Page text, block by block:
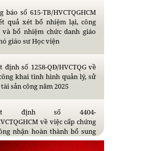
trong đó có xây dựng nền
AI tiên tiến”
Lớp tập huấn giáo trình
lý luận chính trị và mô hình
kiến tạo tri thức, giá trị mới
báo tổ chức bảo vệ luận án
cho Nghiên cứu sinh Nguyễn
Giao
Thông tư số 53/2026/TT-
ngày 30/6/2026 của Bộ Giáo
báo số 615-TB/HVCTQGHCM
quả xét bổ nhiệm lại, công
và bổ nhiệm chức danh giáo
giáo sư Học viện
định số 1258-QĐ/HVCTQG về
khai tình hình quản lý, sử
sản công năm 2025
định số 4404-
về việc cấp chứng
nhận hoàn thành bổ sung
dự tuyển đào tạo trình độ